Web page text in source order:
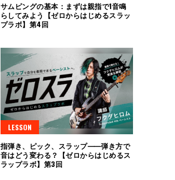
サムピングの基本：まずは親指で1音鳴
らしてみよう【ゼロからはじめるスラッ
プラボ】第4回
LESSON
指弾き、ピック、スラップ⸺弾き方で
音はどう変わる？【ゼロからはじめるス
ラップラボ】第3回